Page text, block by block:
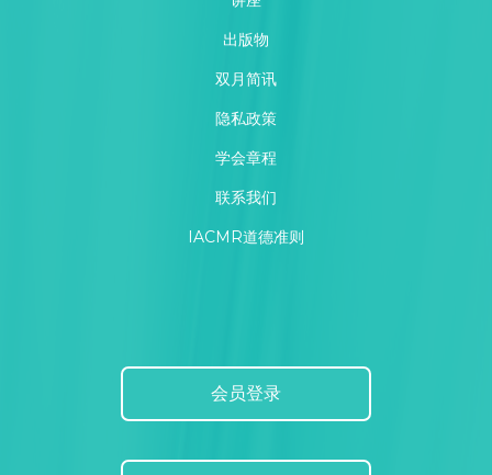
出版物
双月简讯
隐私政策
学会章程
联系我们
IACMR道德准则
会员登录